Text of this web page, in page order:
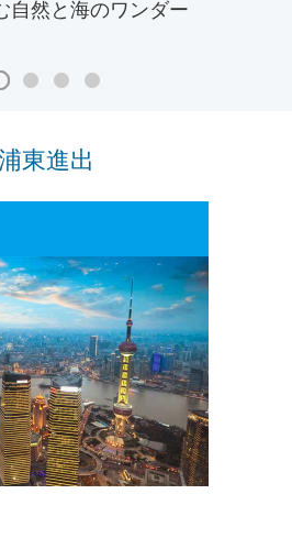
自然と海のワンダー
東進出